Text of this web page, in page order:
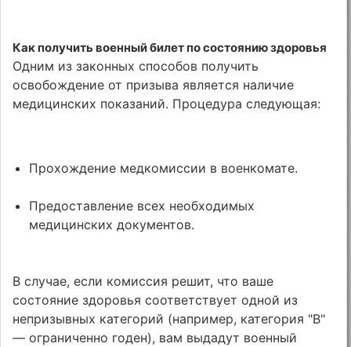
Как получить военный билет по состоянию здоровья
Одним из законных способов получить
освобождение от призыва является наличие
медицинских показаний. Процедура следующая:
Прохождение медкомиссии в военкомате.
Предоставление всех необходимых
медицинских документов.
В случае, если комиссия решит, что ваше
состояние здоровья соответствует одной из
непризывных категорий (например, категория "В"
— ограниченно годен), вам выдадут военный